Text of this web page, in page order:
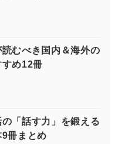
読むべき国内＆海外の
すめ12冊
「話す力」を鍛える
冊まとめ